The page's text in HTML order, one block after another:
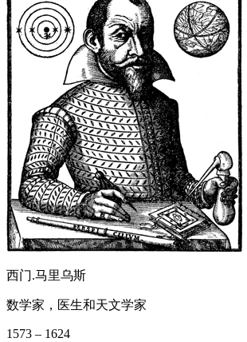
西门.马里乌斯
数学家，医生和天文学家
1573 – 1624